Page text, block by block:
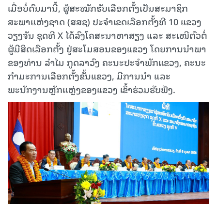
ເມື່ອບໍ່ດົນມານີ້, ຜູ້ສະໝັກຮັບເລືອກຕັ້ງເປັນສະມາຊິກ
ສະພາແຫ່ງຊາດ (ສສຊ) ປະຈຳເຂດເລືອກຕັ້ງທີ 10 ແຂວງ
ວຽງຈັນ ຊຸດທີ X ໄດ້ລົງໂຄສະນາຫາສຽງ ແລະ ສະເໜີຕົວຕໍ່
ຜູ້ມີສິດເລືອກຕັ້ງ ຢູ່ສະໂມສອນຂອງແຂວງ ໂດຍການນໍາພາ
ຂອງທ່ານ ລຳໄມ ກູດລາວົງ ຄະນະປະຈຳພັກແຂວງ, ຄະນະ
ກຳມະການເລືອກຕັ້ງຂັ້ນແຂວງ, ມີການນຳ ແລະ
ພະນັກງານຫຼັກແຫຼ່ງຂອງແຂວງ ເຂົ້າຮ່ວມຮັບຟັງ.